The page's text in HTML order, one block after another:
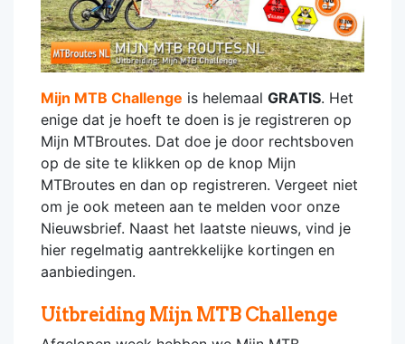
Mijn MTB Challenge is helemaal GRATIS. Het
enige dat je hoeft te doen is je registreren op
Mijn MTBroutes. Dat doe je door rechtsboven
op de site te klikken op de knop Mijn
MTBroutes en dan op registreren. Vergeet niet
om je ook meteen aan te melden voor onze
Nieuwsbrief. Naast het laatste nieuws, vind je
hier regelmatig aantrekkelijke kortingen en
aanbiedingen.
Uitbreiding Mijn MTB Challenge